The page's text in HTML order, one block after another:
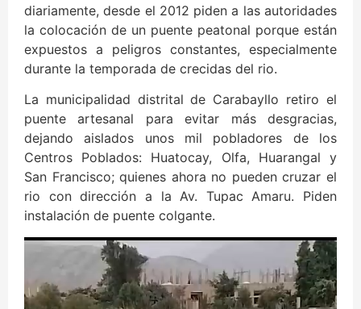
diariamente, desde el 2012 piden a las autoridades
la colocación de un puente peatonal porque están
expuestos a peligros constantes, especialmente
durante la temporada de crecidas del rio.
La municipalidad distrital de Carabayllo retiro el
puente artesanal para evitar más desgracias,
dejando aislados unos mil pobladores de los
Centros Poblados: Huatocay, Olfa, Huarangal y
San Francisco; quienes ahora no pueden cruzar el
rio con dirección a la Av. Tupac Amaru. Piden
instalación de puente colgante.
Reproductor
vídeo